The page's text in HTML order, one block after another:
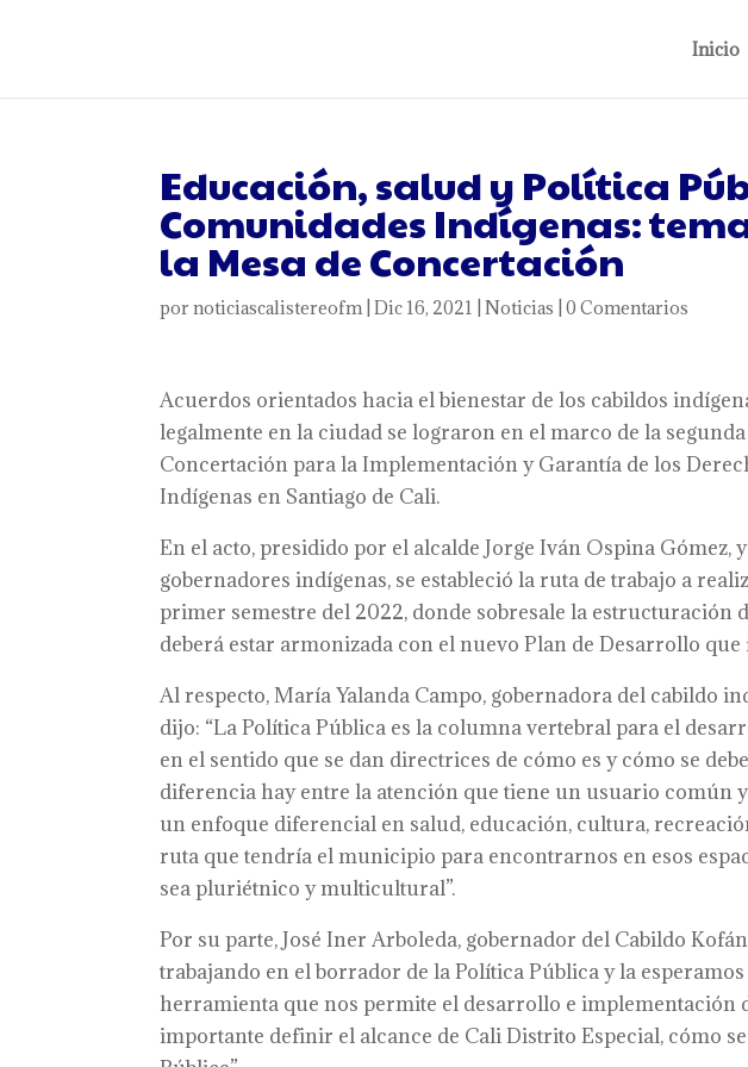
Inicio
Educación, salud y Política
Comunidades Indígenas:
la Mesa de Concertación
pornoticiascalistereofm|Dic 16, 2021 |Noticias |0 Comentarios
Acuerdos orientados hacia el bienestar de los cabildos
legalmente en la ciudad se lograron en el marco de la
Concertación para la Implementación y Garantía de los
Indígenas en Santiago de Cali.
En el acto, presidido por el alcalde Jorge Iván Ospina Gómez,
gobernadores indígenas, se estableció la ruta de trabajo a
primer semestre del 2022, donde sobresale la estructuración
deberá estar armonizada con el nuevo Plan de Desarrollo
Al respecto, María Yalanda Campo, gobernadora del cabildo
dijo: “La Política Pública es la columna vertebral para el
en el sentido que se dan directrices de cómo es y cómo se
diferencia hay entre la atención que tiene un usuario común
un enfoque diferencial en salud, educación, cultura,
ruta que tendría el municipio para encontrarnos en esos
sea pluriétnico y multicultural”.
Por su parte, José Iner Arboleda, gobernador del Cabildo
trabajando en el borrador de la Política Pública y la
herramienta que nos permite el desarrollo e implementación
importante definir el alcance de Cali Distrito Especial, cómo